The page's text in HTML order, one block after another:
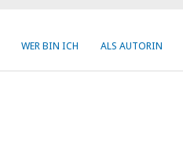
WER BIN ICH ALS AUTORIN